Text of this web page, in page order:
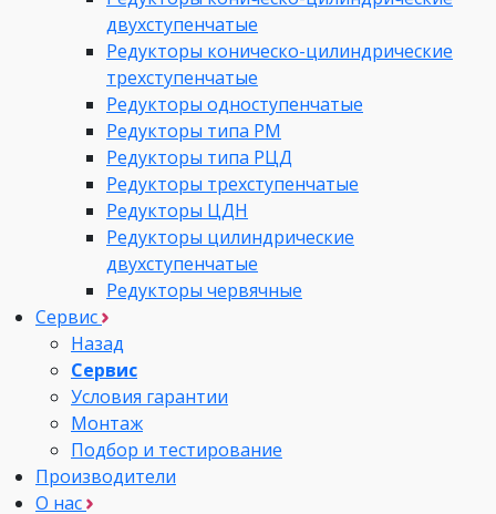
двухступенчатые
Редукторы коническо-цилиндрические
трехступенчатые
Редукторы одноступенчатые
Редукторы типа РМ
Редукторы типа РЦД
Редукторы трехступенчатые
Редукторы ЦДН
Редукторы цилиндрические
двухступенчатые
Редукторы червячные
Сервис
Назад
Сервис
Условия гарантии
Монтаж
Подбор и тестирование
Производители
О нас